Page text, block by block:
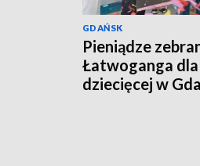
GDAŃSK
Pieniądze
Łatwoganga
dziecięcej w